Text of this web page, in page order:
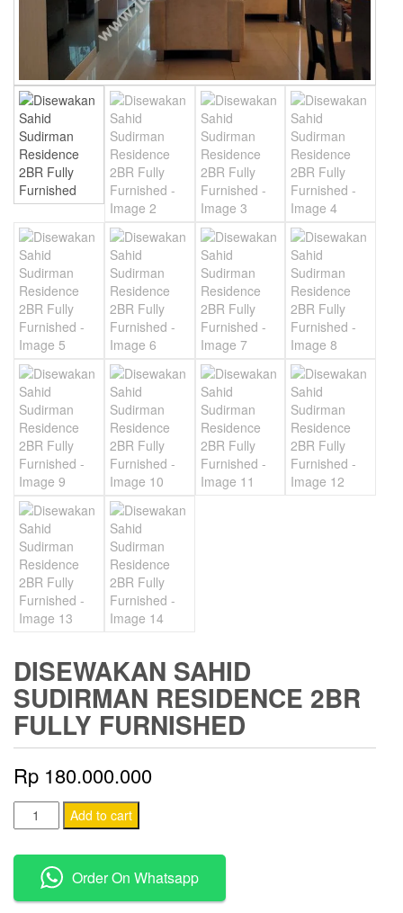
DISEWAKAN SAHID
SUDIRMAN RESIDENCE 2BR
FULLY FURNISHED
Rp 180.000.000
Disewakan
Sahid
Sudirman
Residence
2BR
Add to cart
Order On Whatsapp